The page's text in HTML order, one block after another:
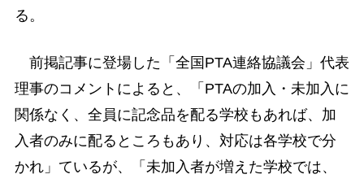
る。
前掲記事に登場した「全国PTA連絡協議会」代表
理事のコメントによると、「PTAの加入・未加入に
関係なく、全員に記念品を配る学校もあれば、加
入者のみに配るところもあり、対応は各学校で分
かれ」ているが、「未加入者が増えた学校では、